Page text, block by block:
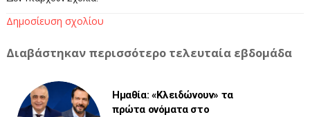
Δημοσίευση σχολίου
Διαβάστηκαν περισσότερο τελευταία εβδομάδα
Ημαθία: «Κλειδώνουν» τα
πρώτα ονόματα στο